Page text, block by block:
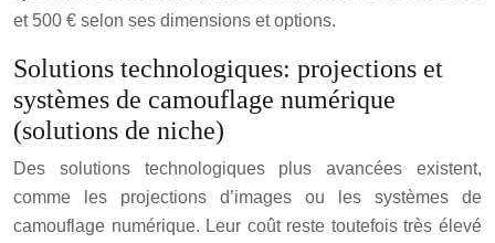
et 500 € selon ses dimensions et options.
Solutions technologiques: projections et
systèmes de camouflage numérique
(solutions de niche)
Des solutions technologiques plus avancées existent,
comme les projections d’images ou les systèmes de
camouflage numérique. Leur coût reste toutefois très élevé